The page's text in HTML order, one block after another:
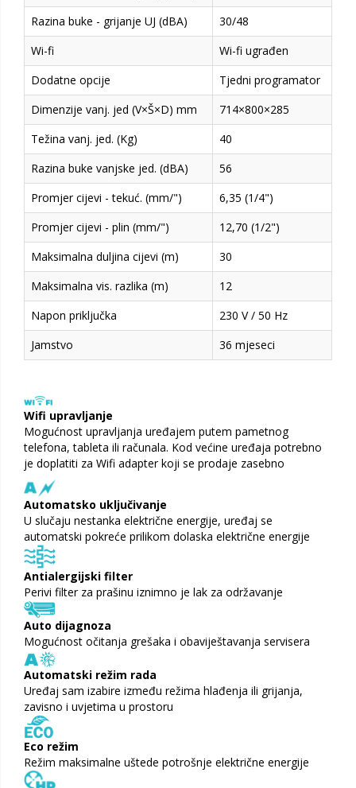
Razina buke - grijanje UJ (dBA)
30/48
Wi-fi
Wi-fi ugrađen
Dodatne opcije
Tjedni programator
Dimenzije vanj. jed (V×Š×D) mm
714×800×285
Težina vanj. jed. (Kg)
40
Razina buke vanjske jed. (dBA)
56
Promjer cijevi - tekuć. (mm/")
6,35 (1/4")
Promjer cijevi - plin (mm/")
12,70 (1/2")
Maksimalna duljina cijevi (m)
30
Maksimalna vis. razlika (m)
12
Napon priključka
230 V / 50 Hz
Jamstvo
36 mjeseci
Wifi upravljanje
Mogućnost upravljanja uređajem putem pametnog
telefona, tableta ili računala. Kod većine uređaja potrebno
je doplatiti za Wifi adapter koji se prodaje zasebno
Automatsko uključivanje
U slučaju nestanka električne energije, uređaj se
automatski pokreće prilikom dolaska električne energije
Antialergijski filter
Perivi filter za prašinu iznimno je lak za održavanje
Auto dijagnoza
Mogućnost očitanja grešaka i obaviještavanja servisera
Automatski režim rada
Uređaj sam izabire između režima hlađenja ili grijanja,
zavisno i uvjetima u prostoru
Eco režim
Režim maksimalne uštede potrošnje električne energije